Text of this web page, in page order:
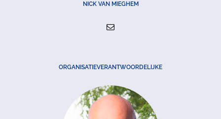
NICK VAN MIEGHEM
ORGANISATIEVERANTWOORDELIJKE